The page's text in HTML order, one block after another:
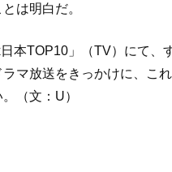
は明白だ。
日本TOP10」（TV）にて
ラマ放送をきっかけに、こ
（文：U）